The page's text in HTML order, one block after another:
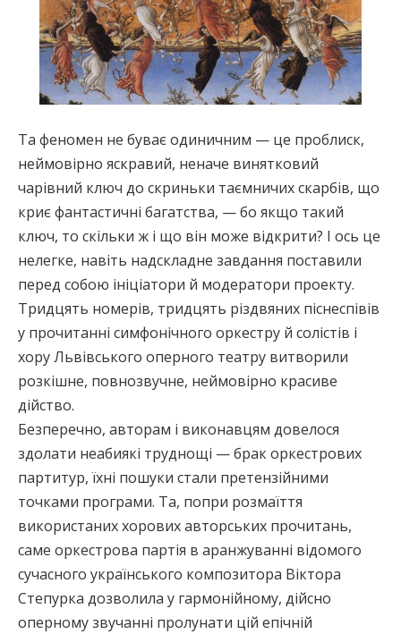
Та феномен не буває одиничним — це проблиск,
неймовірно яскравий, неначе винятковий
чарівний ключ до скриньки таємничих скарбів, що
криє фантастичні багатства, — бо якщо такий
ключ, то скільки ж і що він може відкрити? І ось це
нелегке, навіть надскладне завдання поставили
перед собою ініціатори й модератори проекту.
Тридцять номерів, тридцять різдвяних піснеспівів
у прочитанні симфонічного оркестру й солістів і
хору Львівського оперного театру витворили
розкішне, повнозвучне, неймовірно красиве
дійство.
Безперечно, авторам і виконавцям довелося
здолати неабиякі труднощі — брак оркестрових
партитур, їхні пошуки стали претензійними
точками програми. Та, попри розмаїття
використаних хорових авторських прочитань,
саме оркестрова партія в аранжуванні відомого
сучасного українського композитора Віктора
Степурка дозволила у гармонійному, дійсно
оперному звучанні пролунати цій епічній